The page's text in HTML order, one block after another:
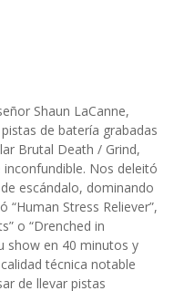
Shaun LaCanne,
de batería grabadas
Brutal Death / Grind,
Nos deleitó
escándalo, dominando
Stress Reliever”,
o “Drenched in
show en 40 minutos y
técnica notable
de llevar pistas